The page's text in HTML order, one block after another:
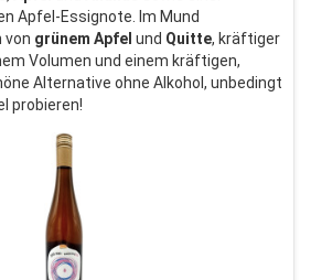
Apfel-Essignote. Im Mund
von grünem Apfel und Quitte, kräftiger
Volumen und einem kräftigen,
Alternative ohne Alkohol, unbedingt
probieren!